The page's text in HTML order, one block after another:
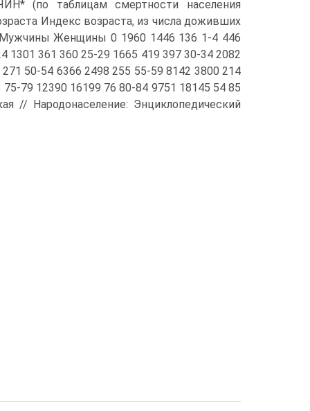
(по таблицам смертности населения
Индекс возраста, из числа доживших
Мужчины Женщины 0 1960 1446 136 1-4 446
1301 361 360 25-29 1665 419 397 30-34 2082
50-54 6366 2498 255 55-59 8142 3800 214
79 12390 16199 76 80-84 9751 18145 54 85
// Народонаселение: Энциклопедический